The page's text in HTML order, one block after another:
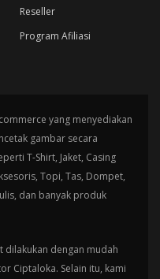
Reseller
Program Afiliasi
yang menyediakan
gambar secara
T-Shirt, Jaket, Casing
Topi, Tas, Dompet,
dan banyak produk
dengan mudah
Ciptaloka. Selain itu, kami